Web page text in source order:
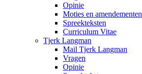
Opinie
Moties en amendementen
Spreekteksten
Curriculum Vitae
Tjerk Langman
Mail Tjerk Langman
Vragen
Opinie